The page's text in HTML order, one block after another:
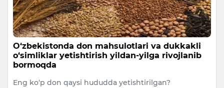
O‘zbekistonda don mahsulotlari va dukkakli
o‘simliklar yetishtirish yildan-yilga rivojlanib
bormoqda
Eng ko‘p don qaysi hududda yetishtirilgan?